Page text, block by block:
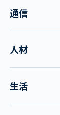
通信
人材
生活